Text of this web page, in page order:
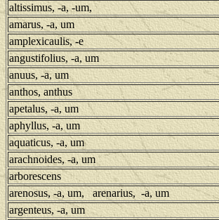
altissimus, -a, -um,
amarus, -a, um
amplexicaulis, -e
angustifolius, -a, um
anuus, -a, um
anthos, anthus
apetalus, -a, um
aphyllus, -a, um
aquaticus, -a, um
arachnoides, -a, um
arborescens
arenosus, -a, um, arenarius, -a, um
argenteus, -a, um